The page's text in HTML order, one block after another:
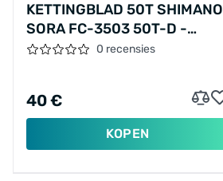
KETTINGBLAD 50T SHIMANO
SORA FC-3503 50T-D -
ZWART
0 recensies
40 €
KOPEN